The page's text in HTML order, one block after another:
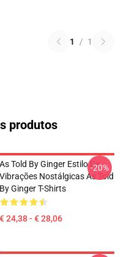
1 / 1
produtos
As Told By Ginger Estilo De
Vibrações Nostálgicas As Told
By Ginger T-Shirts
€ 24,38 - € 28,06
-20%